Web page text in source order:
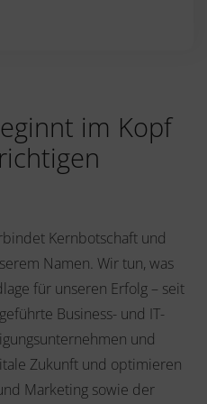
im Kopf
Kernbotschaft und
Namen. Wir tun, was
für unseren Erfolg – seit
Business- und IT-
und
Zukunft und optimieren
Marketing sowie der